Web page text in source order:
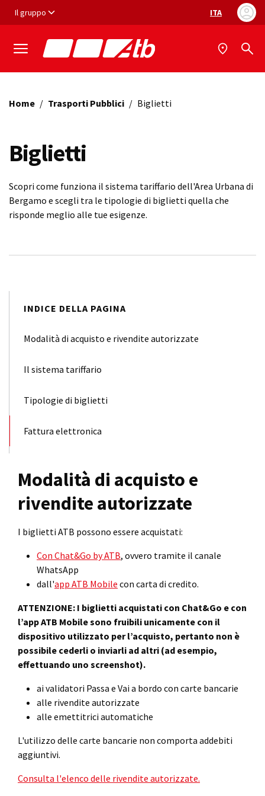
Vai ai contenuti
Vai al footer
Il gruppo Selezione
ITA
Home / Trasporti Pubblici / Biglietti
Biglietti
Scopri come funziona il sistema tariffario dell'Area Urbana di
Bergamo e scegli tra le tipologie di biglietti quella che
risponde meglio alle tue esigenze.
INDICE DELLA PAGINA
Modalità di acquisto e rivendite autorizzate
Il sistema tariffario
Tipologie di biglietti
Fattura elettronica
Modalità di acquisto e
rivendite autorizzate
I biglietti ATB possono essere acquistati:
Con Chat&Go by ATB, ovvero tramite il canale
WhatsApp
dall'app ATB Mobile con carta di credito.
ATTENZIONE: I biglietti acquistati con Chat&Go e con
l’app ATB Mobile sono fruibili unicamente con il
dispositivo utilizzato per l’acquisto, pertanto non è
possibile cederli o inviarli ad altri (ad esempio,
effettuando uno screenshot).
ai validatori Passa e Vai a bordo con carte bancarie
alle rivendite autorizzate
alle emettitrici automatiche
L'utilizzo delle carte bancarie non comporta addebiti
aggiuntivi.
Consulta l'elenco delle rivendite autorizzate.